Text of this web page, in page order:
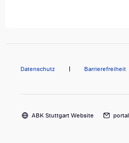
Datenschutz | Barrierefreiheit
ABK Stuttgart Website